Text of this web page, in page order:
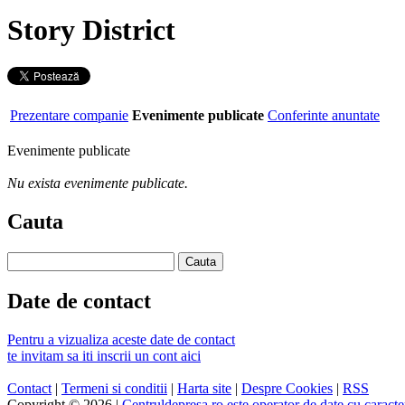
Story District
Prezentare companie Evenimente publicate Conferinte anuntate
Evenimente publicate
Nu exista evenimente publicate.
Cauta
Date de contact
Pentru a vizualiza aceste date de contact
te invitam sa iti inscrii un cont aici
Contact | Termeni si conditii | Harta site | Despre Cookies | RSS